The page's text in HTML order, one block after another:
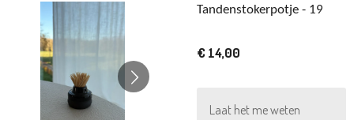
Tandenstokerpotje - 19
€ 14,00
Laat het me weten